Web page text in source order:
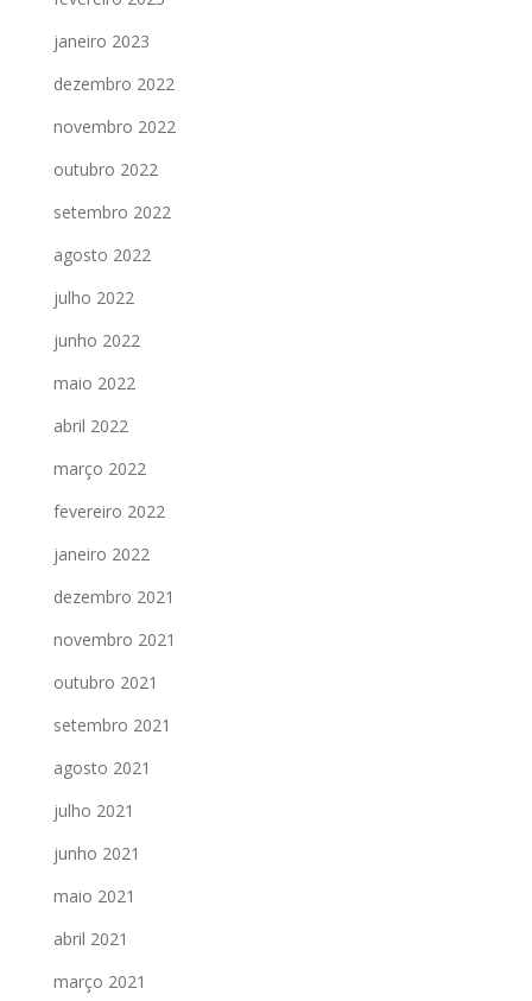
janeiro 2023
dezembro 2022
novembro 2022
outubro 2022
setembro 2022
agosto 2022
julho 2022
junho 2022
maio 2022
abril 2022
março 2022
fevereiro 2022
janeiro 2022
dezembro 2021
novembro 2021
outubro 2021
setembro 2021
agosto 2021
julho 2021
junho 2021
maio 2021
abril 2021
março 2021